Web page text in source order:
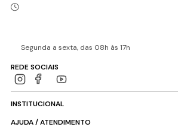
Segunda a sexta, das 08h às 17h
REDE SOCIAIS
INSTITUCIONAL
AJUDA / ATENDIMENTO